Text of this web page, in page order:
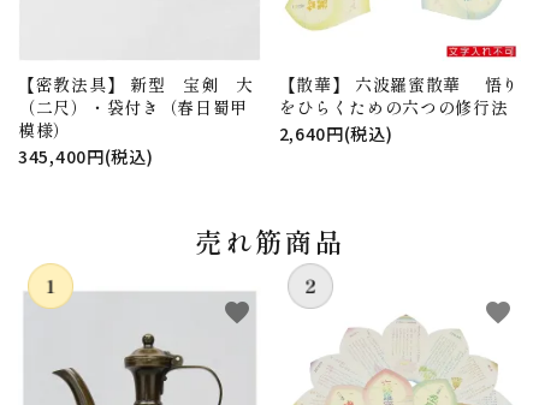
【密教法具】 新型 宝剣 大
（二尺）・袋付き（春日蜀甲
模様）
345,400円(税込)
【散華】 六波羅蜜散華 悟り
をひらくための六つの修行法
2,640円(税込)
売れ筋商品
favorite favorite